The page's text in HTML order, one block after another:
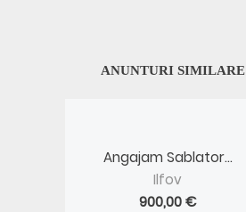
ANUNTURI SIMILARE
Angajam Sablator...
Ilfov
900,00 €